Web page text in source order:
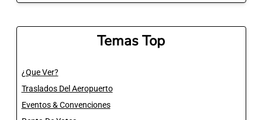
Temas Top
¿Que Ver?
Traslados Del Aeropuerto
Eventos & Convenciones